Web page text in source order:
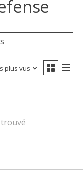
plus vus